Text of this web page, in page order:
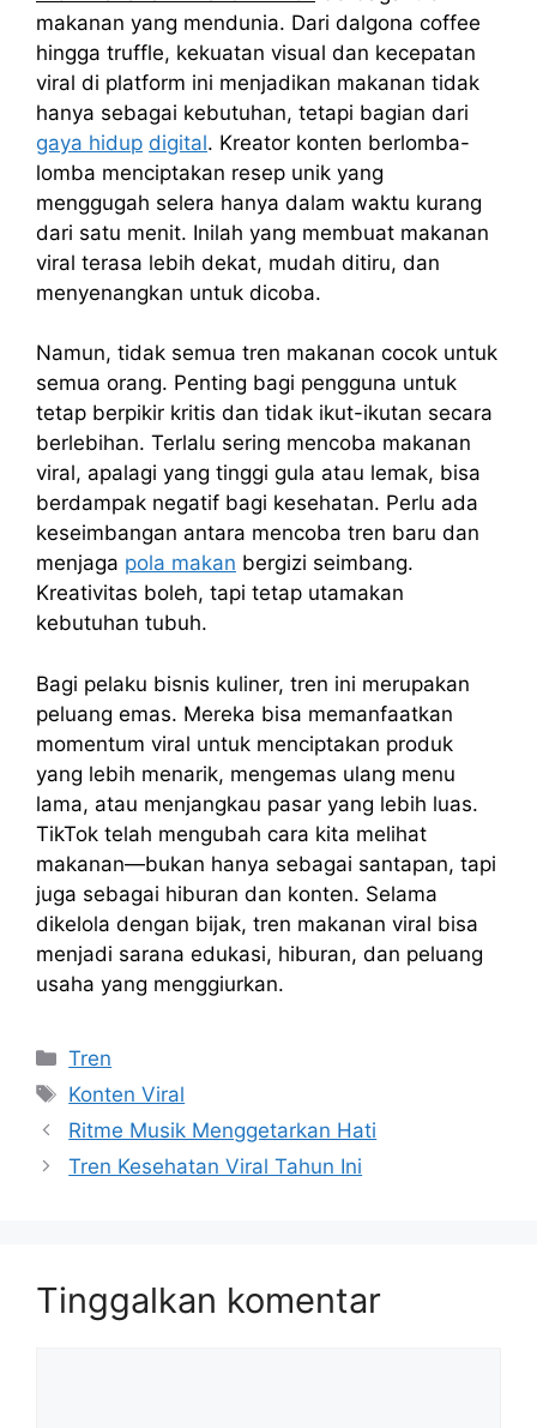
makanan yang mendunia. Dari dalgona coffee
hingga truffle, kekuatan visual dan kecepatan
viral di platform ini menjadikan makanan tidak
hanya sebagai kebutuhan, tetapi bagian dari
gaya hidup digital. Kreator konten berlomba-
lomba menciptakan resep unik yang
menggugah selera hanya dalam waktu kurang
dari satu menit. Inilah yang membuat makanan
viral terasa lebih dekat, mudah ditiru, dan
menyenangkan untuk dicoba.
Namun, tidak semua tren makanan cocok untuk
semua orang. Penting bagi pengguna untuk
tetap berpikir kritis dan tidak ikut-ikutan secara
berlebihan. Terlalu sering mencoba makanan
viral, apalagi yang tinggi gula atau lemak, bisa
berdampak negatif bagi kesehatan. Perlu ada
keseimbangan antara mencoba tren baru dan
menjaga pola makan bergizi seimbang.
Kreativitas boleh, tapi tetap utamakan
kebutuhan tubuh.
Bagi pelaku bisnis kuliner, tren ini merupakan
peluang emas. Mereka bisa memanfaatkan
momentum viral untuk menciptakan produk
yang lebih menarik, mengemas ulang menu
lama, atau menjangkau pasar yang lebih luas.
TikTok telah mengubah cara kita melihat
makanan—bukan hanya sebagai santapan, tapi
juga sebagai hiburan dan konten. Selama
dikelola dengan bijak, tren makanan viral bisa
menjadi sarana edukasi, hiburan, dan peluang
usaha yang menggiurkan.
Kategori
Tren
Tag
Konten Viral
Ritme Musik Menggetarkan Hati
Tren Kesehatan Viral Tahun Ini
Tinggalkan komentar